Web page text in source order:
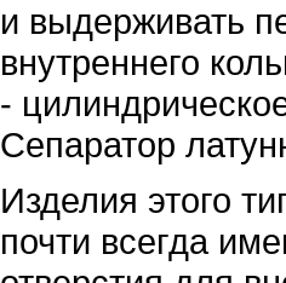
и выдерживать
внутреннего
-
Сепаратор
Изделия этого
почти всегда